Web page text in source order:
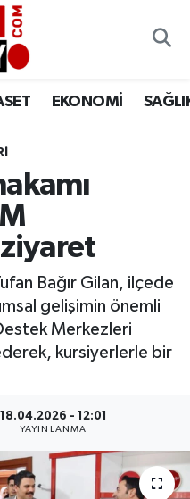
EKONOMİ
Bağır Gilan, ilçede
gelişimin önemli
Merkezleri
kursiyerlerle bir
18.04.2026 - 12:01
YAYINLANMA
ve Fikstür